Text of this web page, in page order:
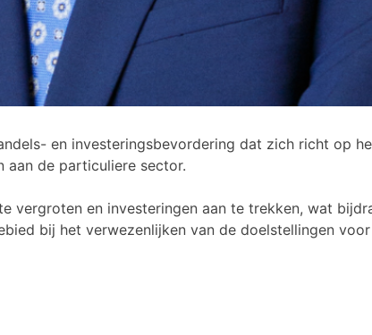
en investeringsbevordering dat zich richt op
aan de particuliere sector.
vergroten en investeringen aan te trekken, wat
bij het verwezenlijken van de doelstellingen